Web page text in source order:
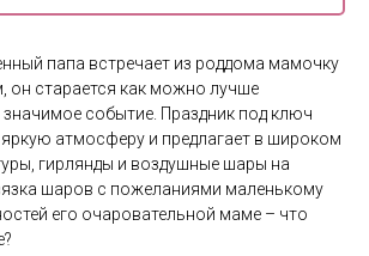
папа встречает из роддома мамочку
он старается как можно лучше
значимое событие. Праздник под ключ
атмосферу и предлагает в широком
гирлянды и воздушные шары на
шаров с пожеланиями маленькому
его очаровательной маме – что